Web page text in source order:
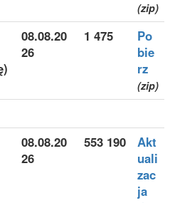
(zip)
08.08.20
26
1 475
Po
bie
rz
(zip)
08.08.20
26
553 190
Akt
uali
zac
ja